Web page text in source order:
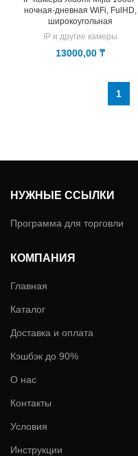
ночная-дневная WiFi, FulHD,
широкоугольная
IP и другие камеры
13000,00 ₸
1
НУЖНЫЕ ССЫЛКИ
Программа для торговли
КОМПАНИЯ
Главная
Каталог
Доставка и оплата
Кэшбэк до 90%
О нас
Контакты
Условия
Инструкции